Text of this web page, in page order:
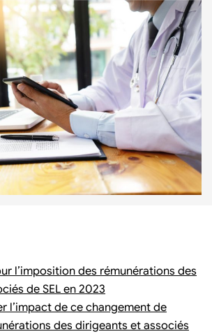
l’imposition des rémunérations des
de SEL en 2023
l’impact de ce changement de
des dirigeants et associés